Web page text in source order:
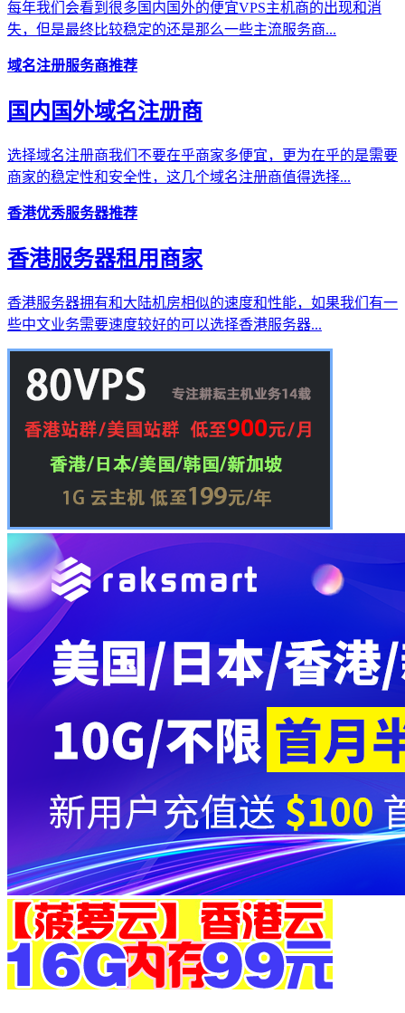
每年我们会看到很多国内国外的便宜VPS主机商的出现和消
失，但是最终比较稳定的还是那么一些主流服务商...
域名注册服务商推荐
国内国外域名注册商
选择域名注册商我们不要在乎商家多便宜，更为在乎的是需要
商家的稳定性和安全性，这几个域名注册商值得选择...
香港优秀服务器推荐
香港服务器租用商家
香港服务器拥有和大陆机房相似的速度和性能，如果我们有一
些中文业务需要速度较好的可以选择香港服务器...